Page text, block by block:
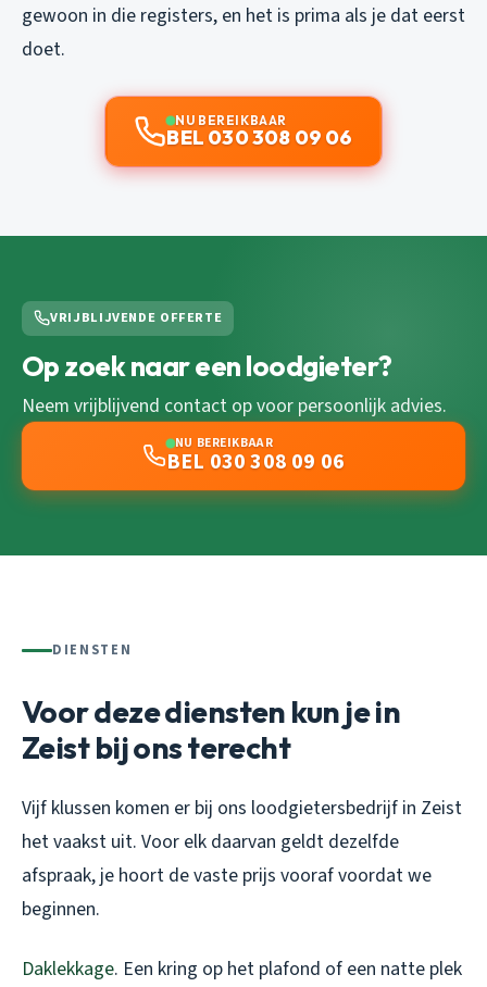
gewoon in die registers, en het is prima als je dat eerst
doet.
NU BEREIKBAAR
BEL 030 308 09 06
VRIJBLIJVENDE OFFERTE
Op zoek naar een loodgieter?
Neem vrijblijvend contact op voor persoonlijk advies.
NU BEREIKBAAR
BEL 030 308 09 06
DIENSTEN
Voor deze diensten kun je in
Zeist bij ons terecht
Vijf klussen komen er bij ons loodgietersbedrijf in Zeist
het vaakst uit. Voor elk daarvan geldt dezelfde
afspraak, je hoort de vaste prijs vooraf voordat we
beginnen.
Daklekkage. Een kring op het plafond of een natte plek